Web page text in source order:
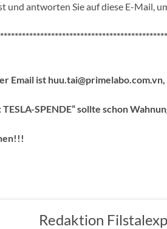
und antworten Sie auf diese E-Mail,
Email ist
SPENDE“ sollte schon
Redaktion